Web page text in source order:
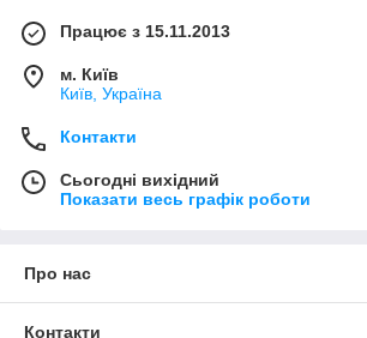
Працює з 15.11.2013
м. Київ
Київ, Україна
Контакти
Сьогодні вихідний
Показати весь графік роботи
Про нас
Контакти